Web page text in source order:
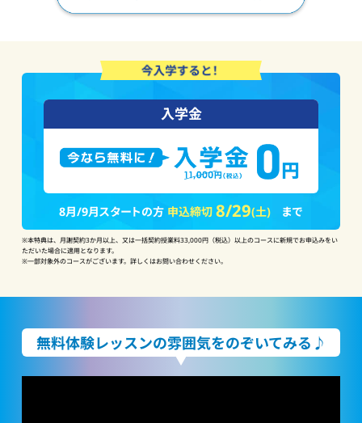
入学金
8月/9月スタートの方 申込締切 8/29(土) まで
※本特典は、月謝契約3か月以上、又は一括契約授業料33,000円（税込）以上のコースに新規でお申込みをい
ただいた場合に適用となります。
※一部対象外のコースがございます。詳しくはお問い合わせください。
無料体験レッスンの雰囲気をのぞいてみる♪